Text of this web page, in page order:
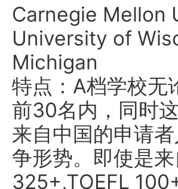
Carnegie Mellon
University of
Michigan
特点：A档学校无
前30名内，同时
来自中国的申请
争形势。即使是
325+,TOEFL